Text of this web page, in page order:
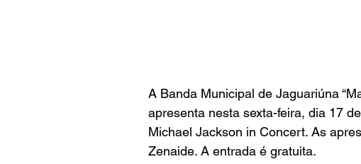
A Banda Municipal de Jaguariúna
apresenta nesta sexta-feira, dia 17
Michael Jackson in Concert. As
Zenaide. A entrada é gratuita.